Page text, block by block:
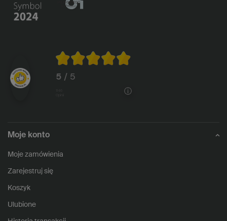
5 / 5
Moje konto
Moje zamówienia
Zarejestruj się
Koszyk
Ulubione